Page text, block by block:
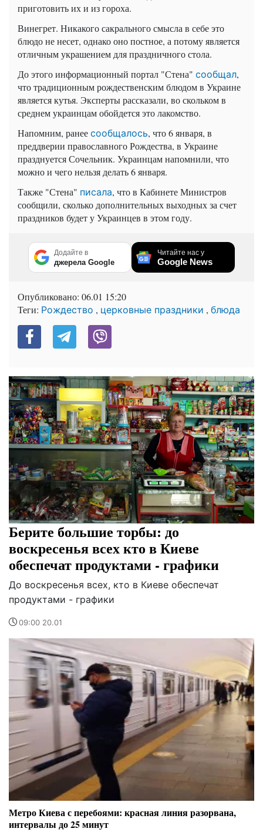
приготовить их и из гороха.
Винегрет. Никакого сакрального смысла в себе это
блюдо не несет, однако оно постное, а потому является
отличным украшением для праздничного стола.
До этого информационный портал "Стена" сообщал,
что традиционным рождественским блюдом в Украине
является кутья. Эксперты рассказали, во скольком в
среднем украинцам обойдется это лакомство.
Напомним, ранее сообщалось, что 6 января, в
преддверии православного Рождества, в Украине
празднуется Сочельник. Украинцам напомнили, что
можно и чего нельзя делать 6 января.
Также "Стена" писала, что в Кабинете Министров
сообщили, сколько дополнительных выходных за счет
праздников будет у Украинцев в этом году.
Додайте в
джерела Google
Читайте нас у
Google News
Опубликовано: 06.01 15:20
Теги: Рождество , церковные праздники , блюда
Берите большие торбы: до
воскресенья всех кто в Киеве
обеспечат продуктами - графики
До воскресенья всех, кто в Киеве обеспечат
продуктами - графики
09:00 20.01
Метро Киева с перебоями: красная линия разорвана,
интервалы до 25 минут